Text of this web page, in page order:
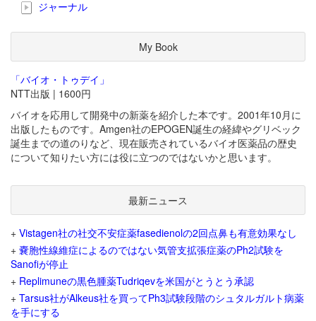
ジャーナル
My Book
「バイオ・トゥデイ」
NTT出版 | 1600円
バイオを応用して開発中の新薬を紹介した本です。2001年10月に
出版したものです。Amgen社のEPOGEN誕生の経緯やグリベック
誕生までの道のりなど、現在販売されているバイオ医薬品の歴史
について知りたい方には役に立つのではないかと思います。
最新ニュース
+ Vistagen社の社交不安症薬fasedienolの2回点鼻も有意効果なし
+ 嚢胞性線維症によるのではない気管支拡張症薬のPh2試験を
Sanofiが停止
+ Replimuneの黒色腫薬Tudriqevを米国がとうとう承認
+ Tarsus社がAlkeus社を買ってPh3試験段階のシュタルガルト病薬
を手にする